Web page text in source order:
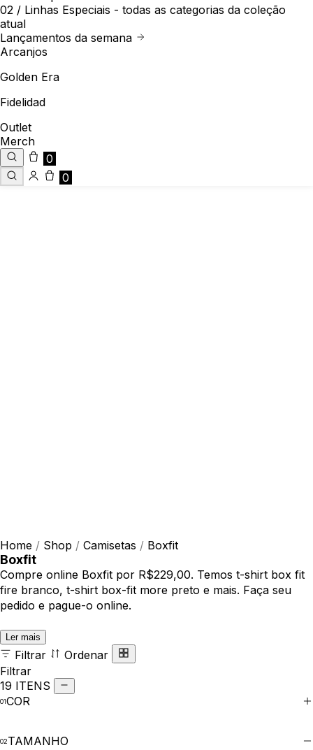
02 / Linhas Especiais - todas as categorias da coleção
atual
Lançamentos da semana
Arcanjos
Golden Era
Fidelidad
Outlet
Merch
0
0
Home / Shop / Camisetas / Boxfit
Boxfit
Compre online Boxfit por R$229,00. Temos t-shirt box fit
fire branco, t-shirt box-fit more preto e mais. Faça seu
pedido e pague-o online.
Ler mais
Filtrar
Ordenar
Filtrar
19 ITENS
COR
TAMANHO